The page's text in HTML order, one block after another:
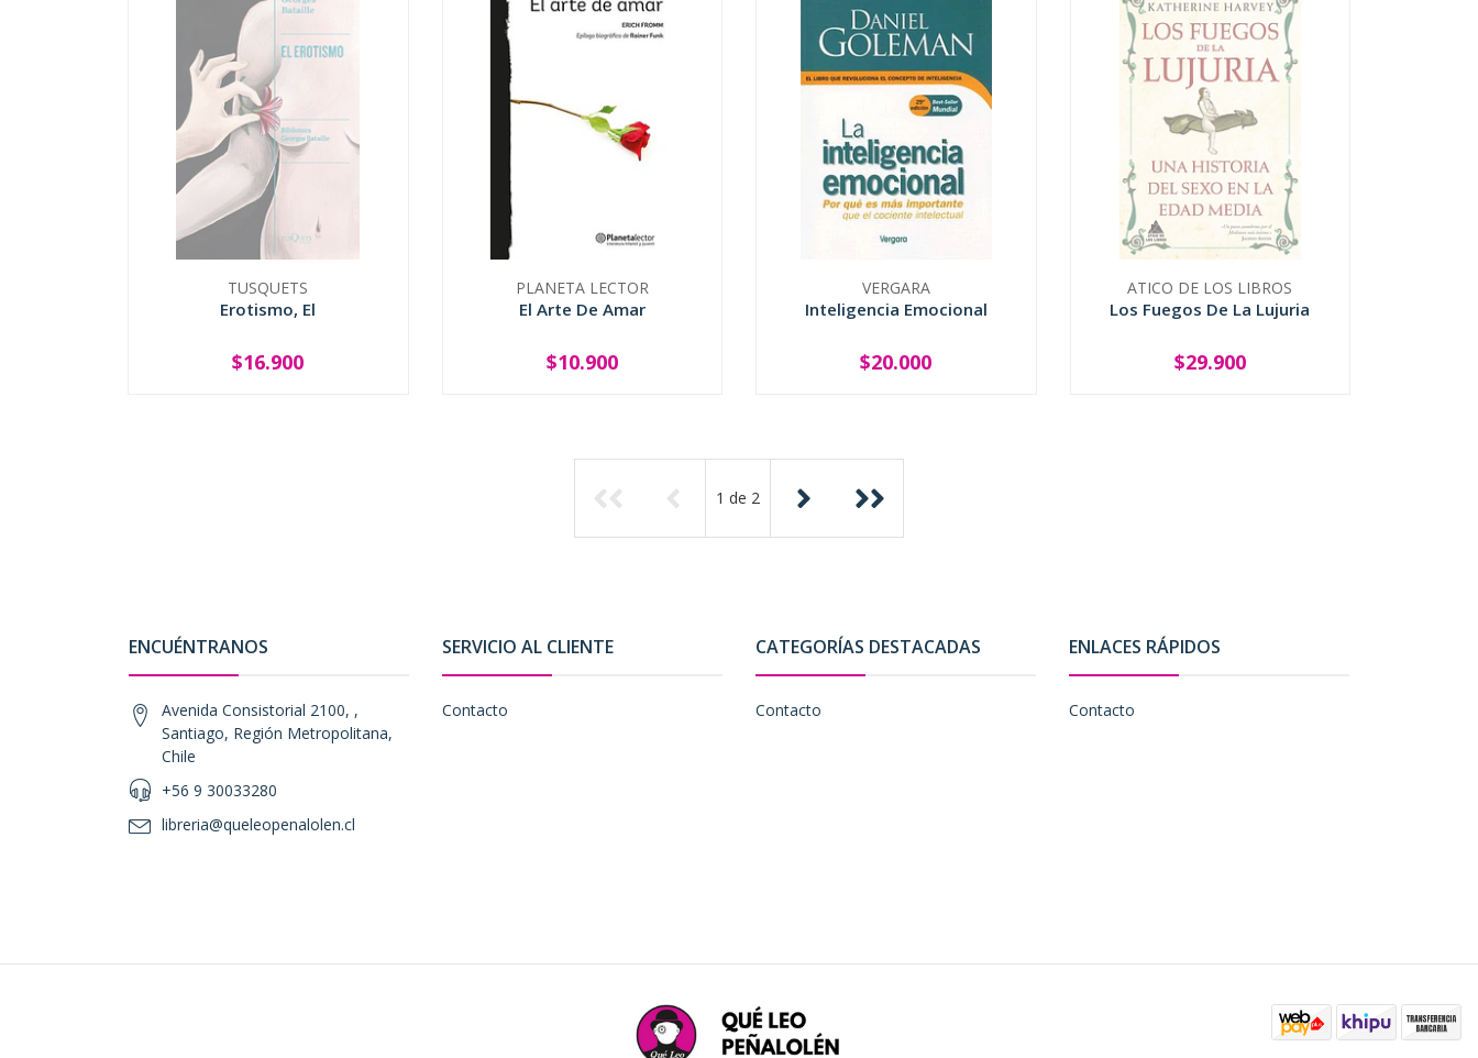
TUSQUETS
Erotismo, El
SOLD OUT
$16.900
PLANETA LECTOR
El Arte De Amar
+
$10.900
VERGARA
Inteligencia Emocional
+
$20.000
ATICO DE LOS LIBROS
Los Fuegos De La Lujuria
SOLD OUT
$29.900
1 de 2
ENCUÉNTRANOS
Avenida Consistorial 2100, ,
Santiago, Región Metropolitana,
Chile
+56 9 30033280
libreria@queleopenalolen.cl
SERVICIO AL CLIENTE
Contacto
CATEGORÍAS DESTACADAS
Contacto
ENLACES RÁPIDOS
Contacto